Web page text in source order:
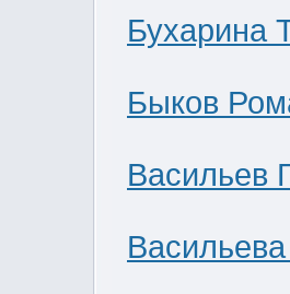
Бухарина
Быков
Васильев